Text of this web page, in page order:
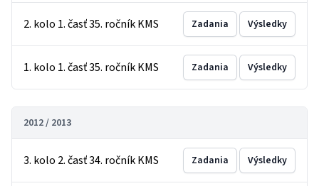
2. kolo 1. časť 35. ročník KMS Zadania Výsledky
1. kolo 1. časť 35. ročník KMS Zadania Výsledky
2012 / 2013
3. kolo 2. časť 34. ročník KMS Zadania Výsledky